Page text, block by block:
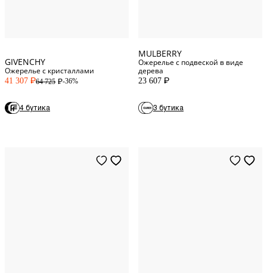
GIVENCHY
Ожерелье с кристаллами
41 307 P64 725 P-36%
4 бутика
MULBERRY
Ожерелье с подвеской в виде
дерева
23 607 P
3 бутика